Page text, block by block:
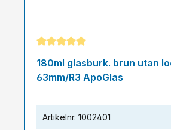
Genomsnittligt betyg på 5 av
180ml glasburk. brun utan
63mm/R3 ApoGlas
Artikelnr. 1002401